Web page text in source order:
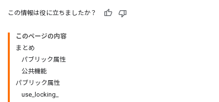
この情報は役に立ちましたか？
このページの内容
まとめ
パブリック属性
公共機能
パブリック属性
use_locking_